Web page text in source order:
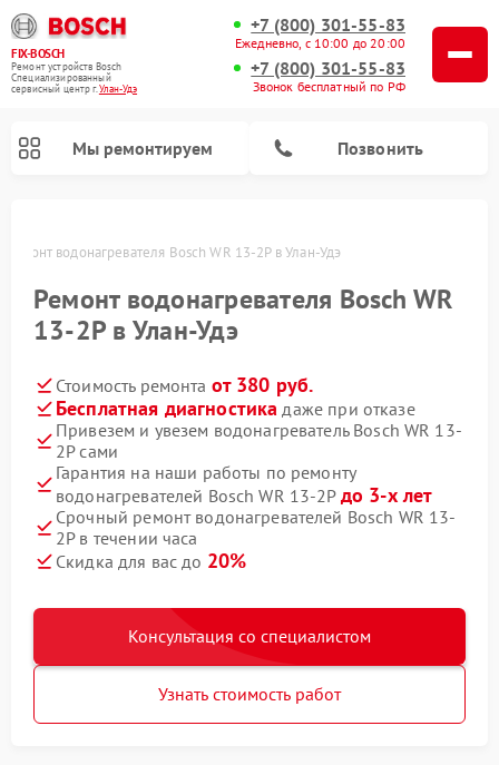
FIX-BOSCH
Ремонт устройств Bosch
Специализированный
cервисный центр г.Улан-Удэ
+7 (800) 301-55-83
Ежедневно, с 10:00 до 20:00
+7 (800) 301-55-83
Звонок бесплатный по РФ
Мы ремонтируем Позвонить
Ремонт водонагревателя Bosch WR 13-2P в Улан-Удэ
Ремонт водонагревателя Bosch WR
13-2P в Улан-Удэ
Стоимость ремонта от 380 руб.
Бесплатная диагностика даже при отказе
Привезем и увезем водонагреватель Bosch WR 13-
2P сами
Гарантия на наши работы по ремонту
водонагревателей Bosch WR 13-2P до 3-х лет
Срочный ремонт водонагревателей Bosch WR 13-
2P в течении часа
Скидка для вас до 20%
Консультация со специалистом
Узнать стоимость работ